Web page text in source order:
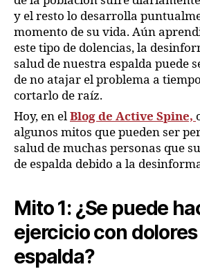
y el resto lo desarrolla
momento de su vida. Aún
este tipo de dolencias, la
salud de nuestra espalda puede
de no atajar el problema a
cortarlo de raíz.
Hoy, en elBlog de Active Spine,
algunos mitos que pueden ser
salud de muchas personas que
de espalda debido a la
Mito 1: ¿Se puede
ejercicio con
espalda?